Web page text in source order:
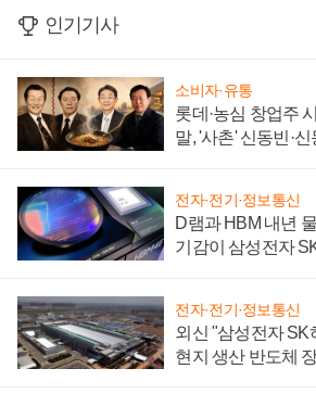
인기기사
소비자·유통
롯데·농심 창업주
말, '사촌' 신동빈·
전자·전기·정보통신
D램과 HBM 내년
기감이 삼성전자
전자·전기·정보통신
외신 "삼성전자 SK
현지 생산 반도체